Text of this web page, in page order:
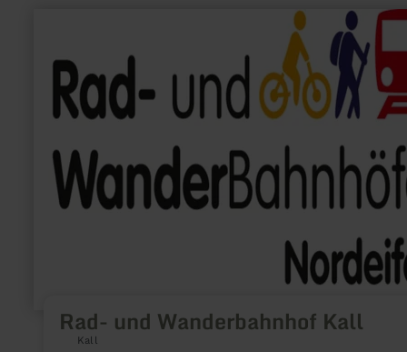
een overzicht van de fiets- en wandelmogelijkheden in de
en worden ze via gestandaardiseerde bewegwijzering naar de
Rad- und Wanderbahnhof Kall
Kall
Rad-
Wanderbahnhof